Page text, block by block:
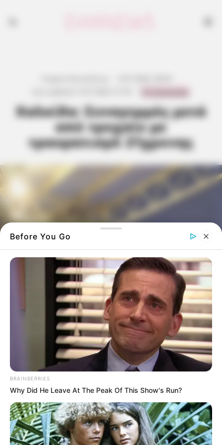
Χαλκίδα: Συναγερμός μετά
από τροχαίο με
τραυματισμό 21χρονης
Αναστάτωση επικράτησε το μεσημέρι της
Πέμπτης στην καρδιά τηςΧαλκίδας, όταν
ένας ξαφνικός ήχος φρεναρίσματος και μια
δυνατή σύγκρουση πάγωσαν τους
Before You Go
BRAINBERRIES
Why Did He Leave At The Peak Of This Show's Run?